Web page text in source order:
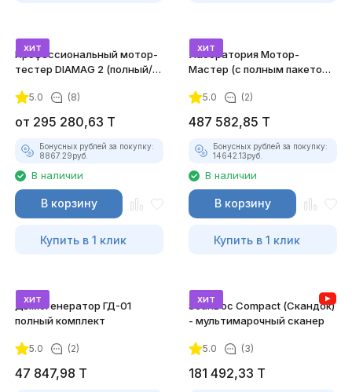
хит
Профессиональный мотор-
тестер DIAMAG 2 (полный/
5.0 (8)
от 295 280,63 T
Бонусных рублей за покупку:
8867.29руб.
В наличии
В корзину
Купить в 1 клик
хит
Лаборатория Мотор-
Мастер (с полным пакетом
5.0 (2)
487 582,85 T
Бонусных рублей за покупку:
14642.13руб.
В наличии
В корзину
Купить в 1 клик
хит
Дымогенератор ГД-01
полный комплект
5.0 (2)
47 847,98 T
хит
ScanDoc Compact (Скандок)
- мультимарочный сканер
5.0 (3)
181 492,33 T